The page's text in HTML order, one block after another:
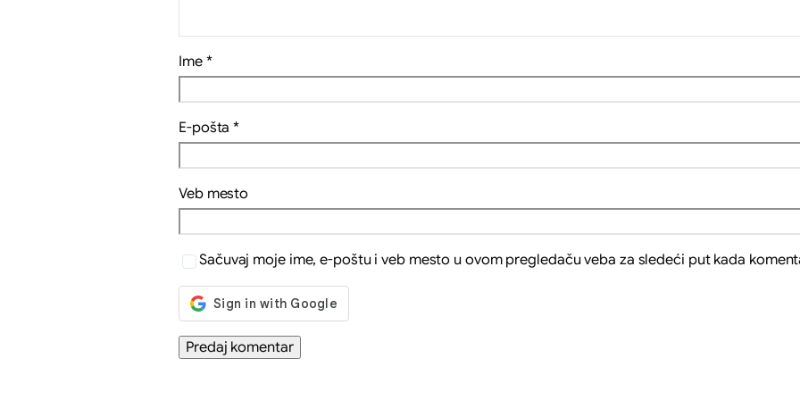
Ime *
E-pošta*
Veb mesto
Sačuvaj moje ime, e-poštu i veb mesto u ovom pregledaču veba za sledeći put kada